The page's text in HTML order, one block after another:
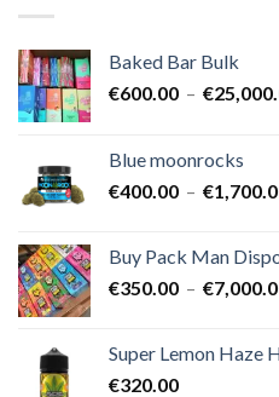
Baked Bar Bulk
€600.00 – €
Blue moonrocks
€400.00 – €
Buy Pack Man
€350.00 – €
Super Lemon Haze
€320.00